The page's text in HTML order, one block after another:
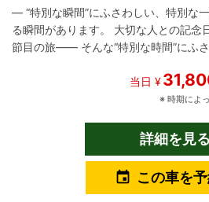
― “特別な瞬間”にふさわしい、特別な一台 ― 人生には、
る瞬間があります。 大切な人との記念
節目の旅―― そんな“特別な時間”にふ
伝統と革新が融合したラグジュアリー
ィーゼルエンジンが生み出す力強く滑
ク」を採用。 ブラックエクステリアパ
ム、バッジに至るまで漆黒に統一され
倒的な存在感を放ちます。 ボディ同色
当日 ¥
※ 時期によ
詳細を見る
event この車を